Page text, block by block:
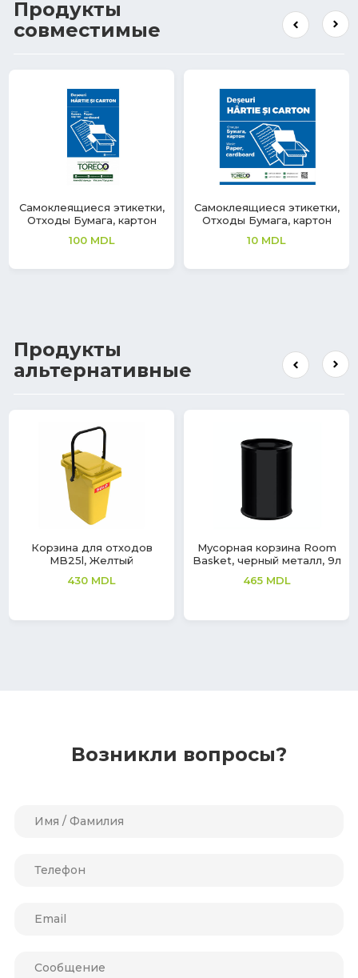
Продукты
совместимые
Самоклеящиеся этикетки,
Отходы Бумага, картон
100 MDL
Самоклеящиеся этикетки,
Отходы Бумага, картон
10 MDL
Продукты
альтернативные
Корзина для отходов
MB25l, Желтый
430 MDL
Мусорная корзинa Room
Basket, черный металл, 9л
465 MDL
Возникли вопросы?